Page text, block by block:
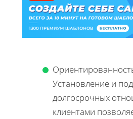
Установление и
долгосрочных
клиентами